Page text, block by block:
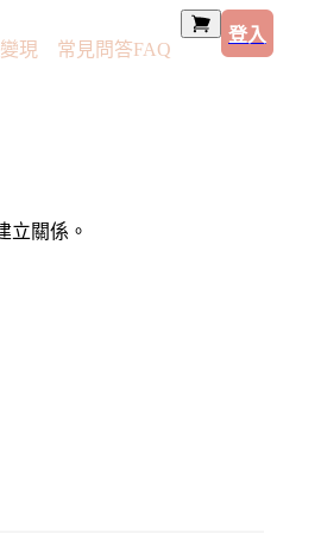
現 常見問答FAQ
登入
立關係。